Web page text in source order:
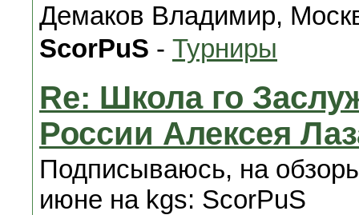
Демаков Владимир,
ScorPuS - Турниры
Re: Школа го
России Алексея
Подписываюсь, на
июне на kgs: ScorPuS